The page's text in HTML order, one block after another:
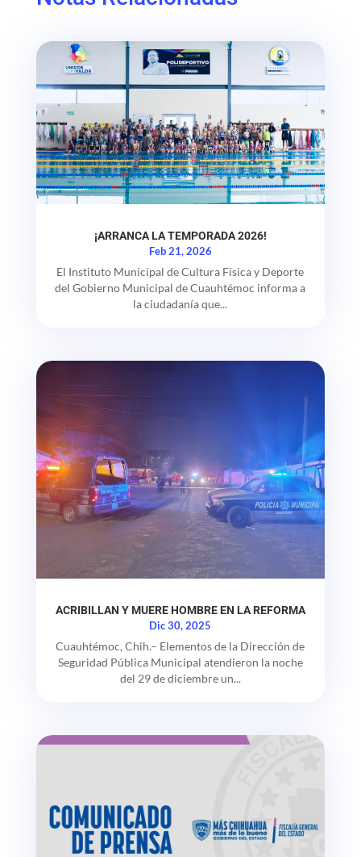
¡ARRANCA LA TEMPORADA 2026!
Feb 21, 2026
El Instituto Municipal de Cultura Física y Deporte
del Gobierno Municipal de Cuauhtémoc informa a
la ciudadanía que...
ACRIBILLAN Y MUERE HOMBRE EN LA REFORMA
Dic 30, 2025
Cuauhtémoc, Chih.– Elementos de la Dirección de
Seguridad Pública Municipal atendieron la noche
del 29 de diciembre un...